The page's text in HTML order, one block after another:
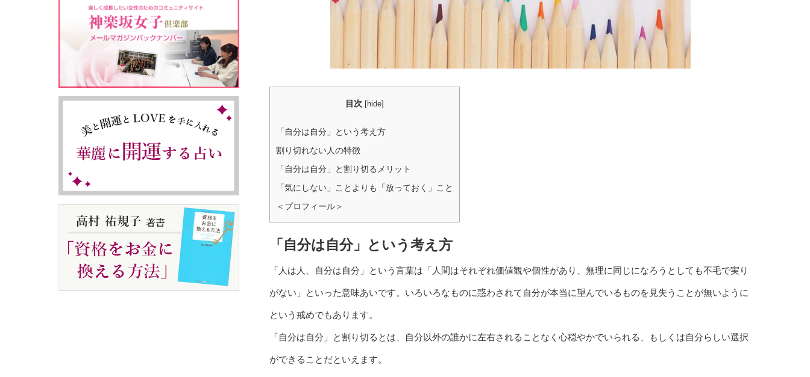
目次 [hide]
「自分は自分」という考え方
割り切れない人の特徴
「自分は自分」と割り切るメリット
「気にしない」ことよりも「放っておく」こと
＜プロフィール＞
「自分は自分」という考え方
「人は人、自分は自分」という言葉は「人間はそれぞれ価値観や個性があり、無理に同じになろうとしても不毛で実り
がない」といった意味あいです。いろいろなものに惑わされて自分が本当に望んでいるものを見失うことが無いように
という戒めでもあります。
「自分は自分」と割り切るとは、自分以外の誰かに左右されることなく心穏やかでいられる、もしくは自分らしい選択
ができることだといえます。